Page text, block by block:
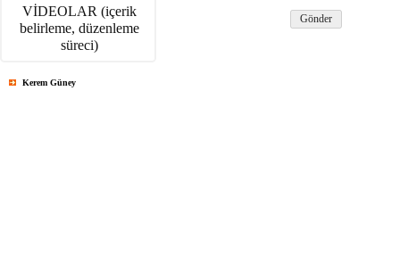
VİDEOLAR (içerik
belirleme, düzenleme
süreci)
Kerem Güney